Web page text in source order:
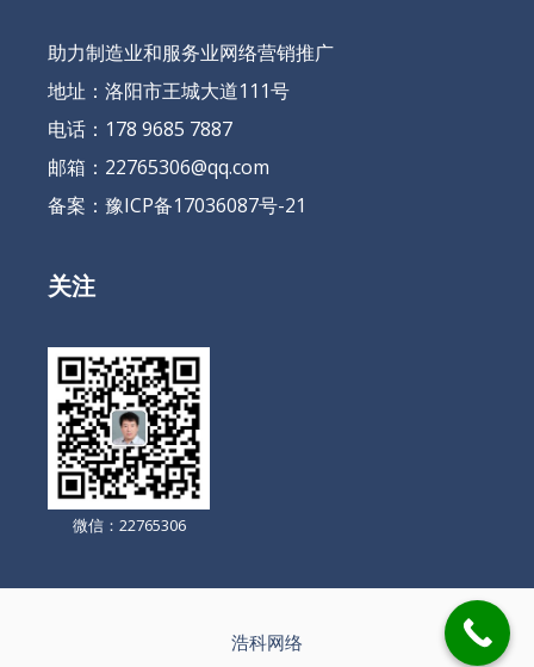
助力制造业和服务业网络营销推广
地址：洛阳市王城大道111号
电话：178 9685 7887
邮箱：22765306@qq.com
备案： 豫ICP备17036087号-21
关注
微信：22765306
浩科网络